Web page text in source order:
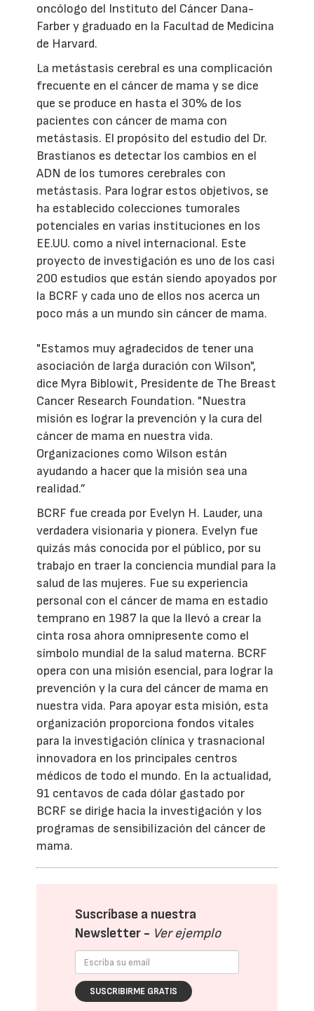
oncólogo del Instituto del Cáncer Dana-
Farber y graduado en la Facultad de Medicina
de Harvard.
La metástasis cerebral es una complicación
frecuente en el cáncer de mama y se dice
que se produce en hasta el 30% de los
pacientes con cáncer de mama con
metástasis. El propósito del estudio del Dr.
Brastianos es detectar los cambios en el
ADN de los tumores cerebrales con
metástasis. Para lograr estos objetivos, se
ha establecido colecciones tumorales
potenciales en varias instituciones en los
EE.UU. como a nivel internacional. Este
proyecto de investigación es uno de los casi
200 estudios que están siendo apoyados por
la BCRF y cada uno de ellos nos acerca un
poco más a un mundo sin cáncer de mama.
"Estamos muy agradecidos de tener una
asociación de larga duración con Wilson",
dice Myra Biblowit, Presidente de The Breast
Cancer Research Foundation. "Nuestra
misión es lograr la prevención y la cura del
cáncer de mama en nuestra vida.
Organizaciones como Wilson están
ayudando a hacer que la misión sea una
realidad.”
BCRF fue creada por Evelyn H. Lauder, una
verdadera visionaria y pionera. Evelyn fue
quizás más conocida por el público, por su
trabajo en traer la conciencia mundial para la
salud de las mujeres. Fue su experiencia
personal con el cáncer de mama en estadio
temprano en 1987 la que la llevó a crear la
cinta rosa ahora omnipresente como el
símbolo mundial de la salud materna. BCRF
opera con una misión esencial, para lograr la
prevención y la cura del cáncer de mama en
nuestra vida. Para apoyar esta misión, esta
organización proporciona fondos vitales
para la investigación clínica y trasnacional
innovadora en los principales centros
médicos de todo el mundo. En la actualidad,
91 centavos de cada dólar gastado por
BCRF se dirige hacia la investigación y los
programas de sensibilización del cáncer de
mama.
Suscríbase a nuestra
Newsletter - Ver ejemplo
SUSCRIBIRME GRATIS